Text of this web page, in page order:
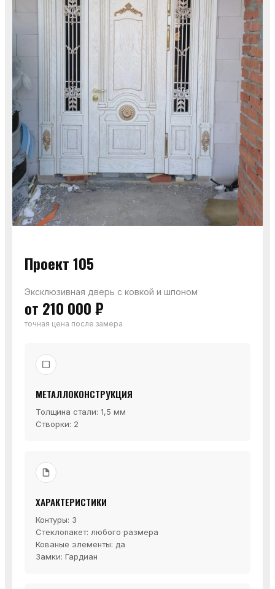
Проект 105
Эксклюзивная дверь с ковкой и шпоном
от 210 000 ₽
точная цена после замера
МЕТАЛЛОКОНСТРУКЦИЯ
Толщина стали: 1,5 мм
Створки: 2
ХАРАКТЕРИСТИКИ
Контуры: 3
Стеклопакет: любого размера
Кованые элементы: да
Замки: Гардиан